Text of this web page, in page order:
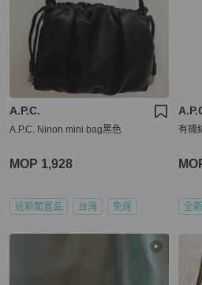
A.P.C.
A.P.C. Ninon mini bag黑色
MOP 1,928
近新閒置品 台灣 免運
有機
全